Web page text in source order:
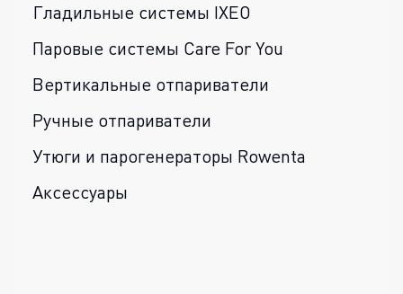
Гладильные системы IXEO
Паровые системы Care For You
Вертикальные отпариватели
Ручные отпариватели
Утюги и парогенераторы Rowenta
Аксессуары